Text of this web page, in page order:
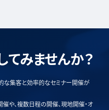
みませんか？
な集客と効率的なセミナー開催が
や、複数日程の開催、現地開催・オ